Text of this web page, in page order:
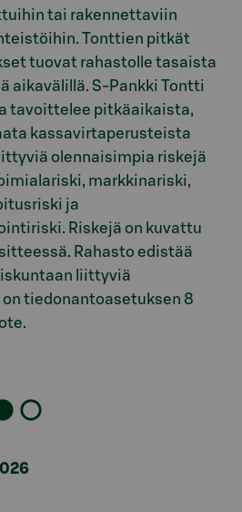
tai rakennettaviin
Tonttien pitkät
tuovat rahastolle tasaista
aikavälillä. S-Pankki Tontti
tavoittelee pitkäaikaista,
kassavirtaperusteista
olennaisimpia riskejä
markkinariski,
ja
Riskejä on kuvattu
Rahasto edistää
liittyviä
tiedonantoasetuksen 8